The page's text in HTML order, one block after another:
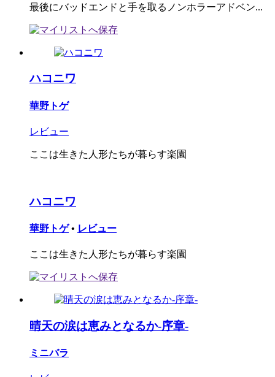
最後にバッドエンドと手を取るノンホラーアドベン...
ハコニワ
華野トゲ
レビュー
ここは生きた人形たちが暮らす楽園
ハコニワ
華野トゲ • レビュー
ここは生きた人形たちが暮らす楽園
晴天の涙は恵みとなるか-序章-
ミニバラ